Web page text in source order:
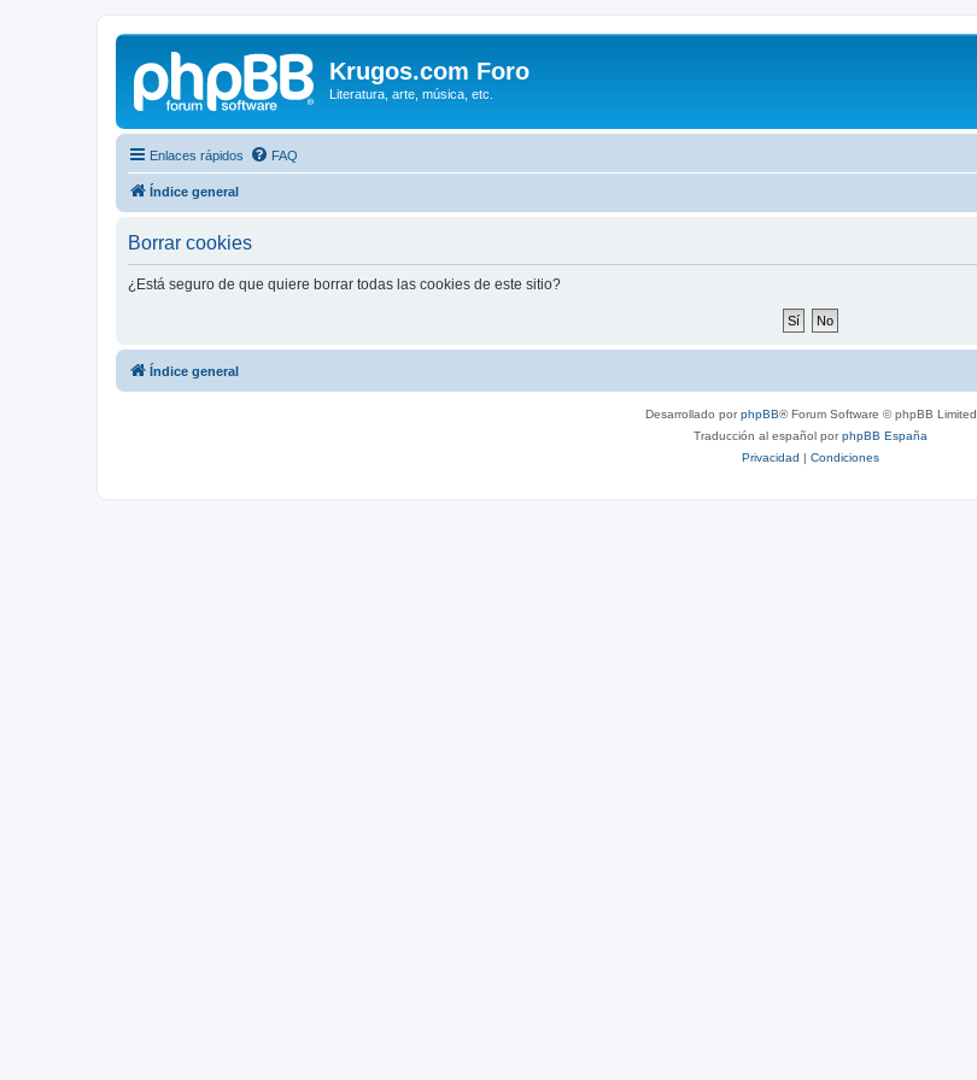
Krugos.com Foro
Literatura, arte, música, etc.
Enlaces rápidos FAQ
Índice general
Borrar cookies
¿Está seguro de que quiere borrar todas las cookies de este sitio?
Índice general
Desarrollado porphpBB® Forum Software © phpBB Limited
Traducción al español porphpBB España
Privacidad | Condiciones